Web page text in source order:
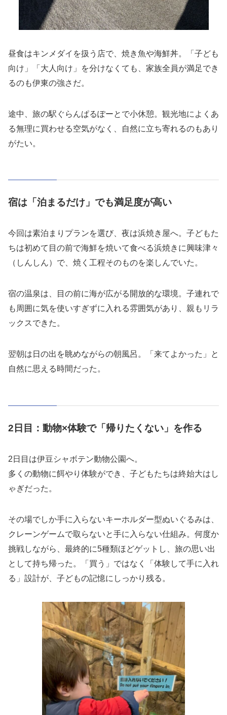
昼食はキンメダイを扱う店で、焼き魚や海鮮丼。「子ども
向け」「大人向け」を分けなくても、家族全員が満足でき
るのも伊東の強さだ。
途中、旅の駅ぐらんぱるぽーとで小休憩。観光地によくあ
る無理に買わせる空気がなく、自然に立ち寄れるのもあり
がたい。
宿は「泊まるだけ」でも満足度が高い
今回は素泊まりプランを選び、夜は浜焼き屋へ。子どもた
ちは初めて目の前で海鮮を焼いて食べる浜焼きに興味津々
（しんしん）で、焼く工程そのものを楽しんでいた。
宿の温泉は、目の前に海が広がる開放的な環境。子連れで
も周囲に気を使いすぎずに入れる雰囲気があり、親もリラ
ックスできた。
翌朝は日の出を眺めながらの朝風呂。「来てよかった」と
自然に思える時間だった。
2日目：動物×体験で「帰りたくない」を作る
2日目は伊豆シャボテン動物公園へ。
多くの動物に餌やり体験ができ、子どもたちは終始大はし
ゃぎだった。
その場でしか手に入らないキーホルダー型ぬいぐるみは、
クレーンゲームで取らないと手に入らない仕組み。何度か
挑戦しながら、最終的に5種類ほどゲットし、旅の思い出
として持ち帰った。「買う」ではなく「体験して手に入れ
る」設計が、子どもの記憶にしっかり残る。